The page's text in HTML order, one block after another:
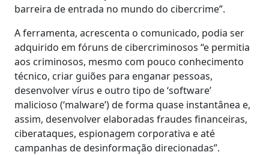
barreira de entrada no mundo do cibercrime”.
A ferramenta, acrescenta o comunicado, podia ser
adquirido em fóruns de cibercriminosos “e permitia
aos criminosos, mesmo com pouco conhecimento
técnico, criar guiões para enganar pessoas,
desenvolver vírus e outro tipo de ‘software’
malicioso (‘malware’) de forma quase instantânea e,
assim, desenvolver elaboradas fraudes financeiras,
ciberataques, espionagem corporativa e até
campanhas de desinformação direcionadas”.